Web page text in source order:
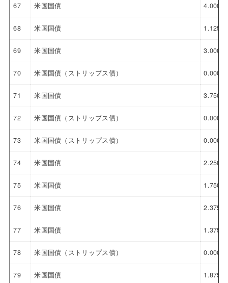
67 米国国債 4.000%
68 米国国債 1.125%
69 米国国債 3.000%
70 米国国債（ストリップス債） 0.000%
71 米国国債 3.750%
72 米国国債（ストリップス債） 0.000%
73 米国国債（ストリップス債） 0.000%
74 米国国債 2.250%
75 米国国債 1.750%
76 米国国債 2.375%
77 米国国債 1.375%
78 米国国債（ストリップス債） 0.000%
79 米国国債 1.875%